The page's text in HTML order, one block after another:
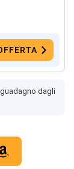
dagli